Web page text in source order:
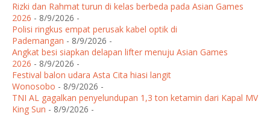
Rizki dan Rahmat turun di kelas berbeda pada Asian Games
2026 - 8/9/2026 -
Polisi ringkus empat perusak kabel optik di
Pademangan - 8/9/2026 -
Angkat besi siapkan delapan lifter menuju Asian Games
2026 - 8/9/2026 -
Festival balon udara Asta Cita hiasi langit
Wonosobo - 8/9/2026 -
TNI AL gagalkan penyelundupan 1,3 ton ketamin dari Kapal MV
King Sun - 8/9/2026 -